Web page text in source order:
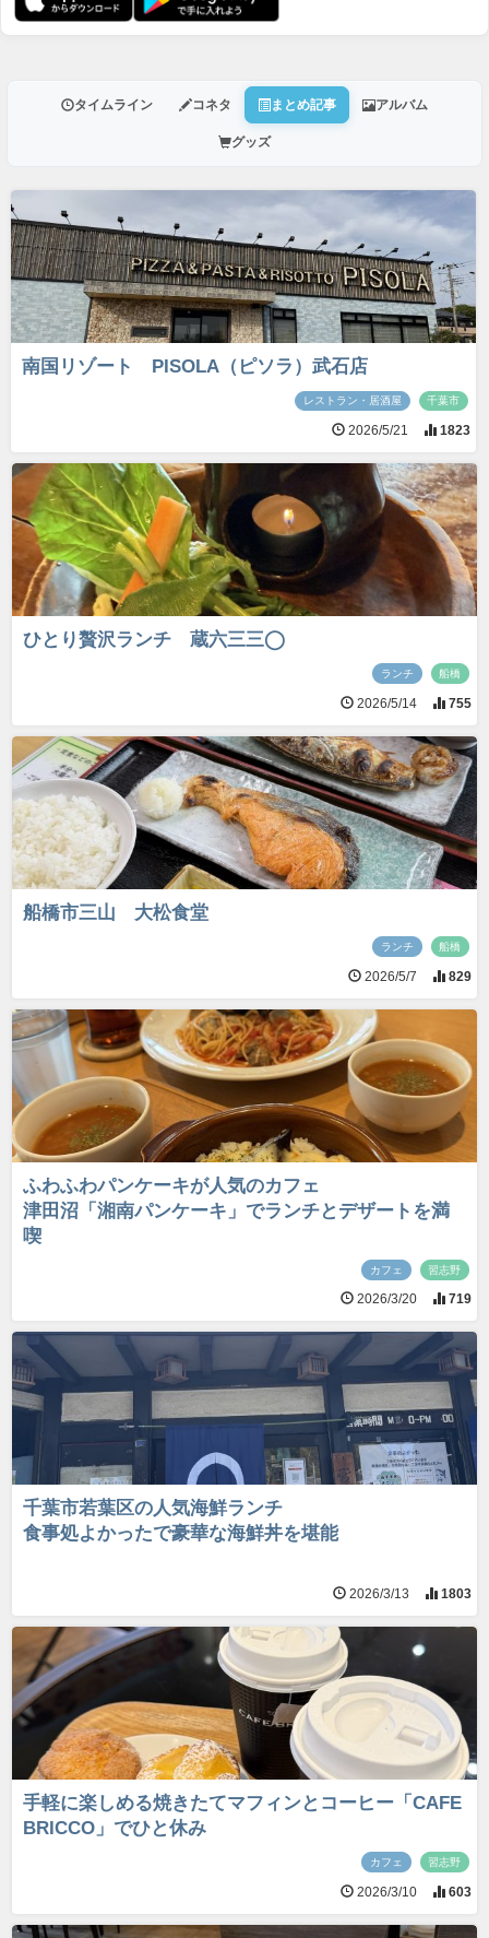
タイムライン コネタ まとめ記事 アルバム
グッズ
南国リゾート PISOLA（ピソラ）武石店
レストラン・居酒屋 千葉市
2026/5/21 1823
ひとり贅沢ランチ 蔵六三三◯
ランチ 船橋
2026/5/14 755
船橋市三山 大松食堂
ランチ 船橋
2026/5/7 829
ふわふわパンケーキが人気のカフェ
津田沼「湘南パンケーキ」でランチとデザートを満
喫
カフェ 習志野
2026/3/20 719
千葉市若葉区の人気海鮮ランチ
食事処よかったで豪華な海鮮丼を堪能
2026/3/13 1803
手軽に楽しめる焼きたてマフィンとコーヒー「CAFE
BRICCO」でひと休み
カフェ 習志野
2026/3/10 603